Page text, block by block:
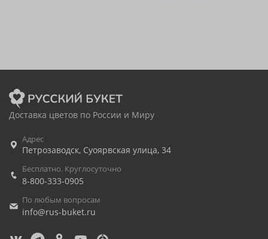
Доставка цветов по России и Миру
Адрес
Петрозаводск, Суоярвская улица, 34
Бесплатно. Круглосуточно
8-800-333-0905
По любым вопросам
info@rus-buket.ru